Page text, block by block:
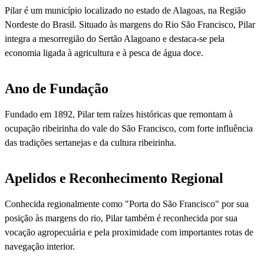
Pilar é um município localizado no estado de Alagoas, na Região
Nordeste do Brasil. Situado às margens do Rio São Francisco, Pilar
integra a mesorregião do Sertão Alagoano e destaca-se pela
economia ligada à agricultura e à pesca de água doce.
Ano de Fundação
Fundado em 1892, Pilar tem raízes históricas que remontam à
ocupação ribeirinha do vale do São Francisco, com forte influência
das tradições sertanejas e da cultura ribeirinha.
Apelidos e Reconhecimento Regional
Conhecida regionalmente como "Porta do São Francisco" por sua
posição às margens do rio, Pilar também é reconhecida por sua
vocação agropecuária e pela proximidade com importantes rotas de
navegação interior.